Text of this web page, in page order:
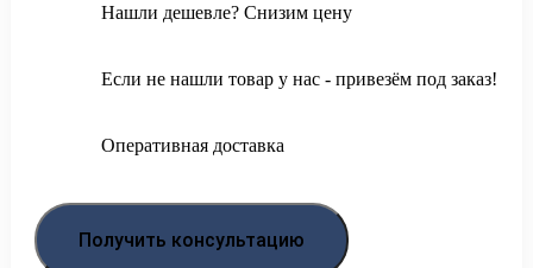
Нашли дешевле? Снизим цену
Если не нашли товар у нас - привезём под заказ!
Оперативная доставка
Получить консультацию